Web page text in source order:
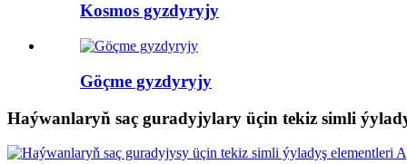
Kosmos gyzdyryjy
Göçme gyzdyryjy
Haýwanlaryň saç guradyjylary üçin tekiz simli